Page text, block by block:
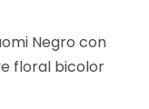
Negro con
floral bicolor